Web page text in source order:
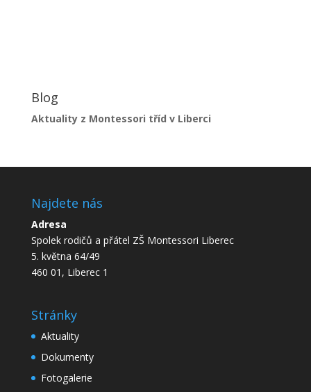
Blog
Aktuality z Montessori tříd v Liberci
Najdete nás
Adresa
Spolek rodičů a přátel ZŠ Montessori Liberec
5. května 64/49
460 01, Liberec 1
Stránky
Aktuality
Dokumenty
Fotogalerie